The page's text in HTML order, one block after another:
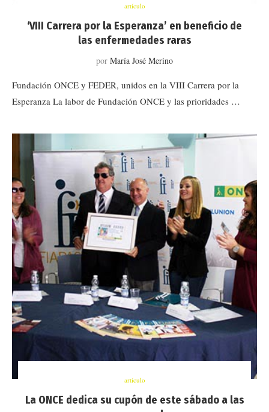
artículo
‘VIII Carrera por la Esperanza’ en beneficio de
las enfermedades raras
por María José Merino
Fundación ONCE y FEDER, unidos en la VIII Carrera por la
Esperanza La labor de Fundación ONCE y las prioridades …
artículo
La ONCE dedica su cupón de este sábado a las